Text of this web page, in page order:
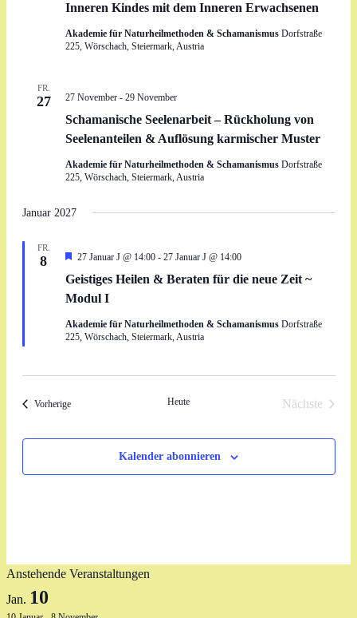
Inneren Kindes mit dem Inneren Erwachsenen
Akademie für Naturheilmethoden & Schamanismus Dorfstraße
225, Wörschach, Steiermark, Austria
FR.
27
Schamanische Seelenarbeit – Rückholung von
Seelenanteilen & Auflösung karmischer Muster
27 November- 29 November
Akademie für Naturheilmethoden & Schamanismus Dorfstraße
225, Wörschach, Steiermark, Austria
Januar 2027
FR.
8
Geistiges Heilen & Beraten für die neue Zeit ~
Modul I
Hervorgehoben
27 Januar J @ 14:00- 27 Januar J @ 14:00
Akademie für Naturheilmethoden & Schamanismus Dorfstraße
225, Wörschach, Steiermark, Austria
VorherigeVeranstaltungen Heute
Nächste
Kalender abonnieren
Anstehende Veranstaltungen
Jan. 10